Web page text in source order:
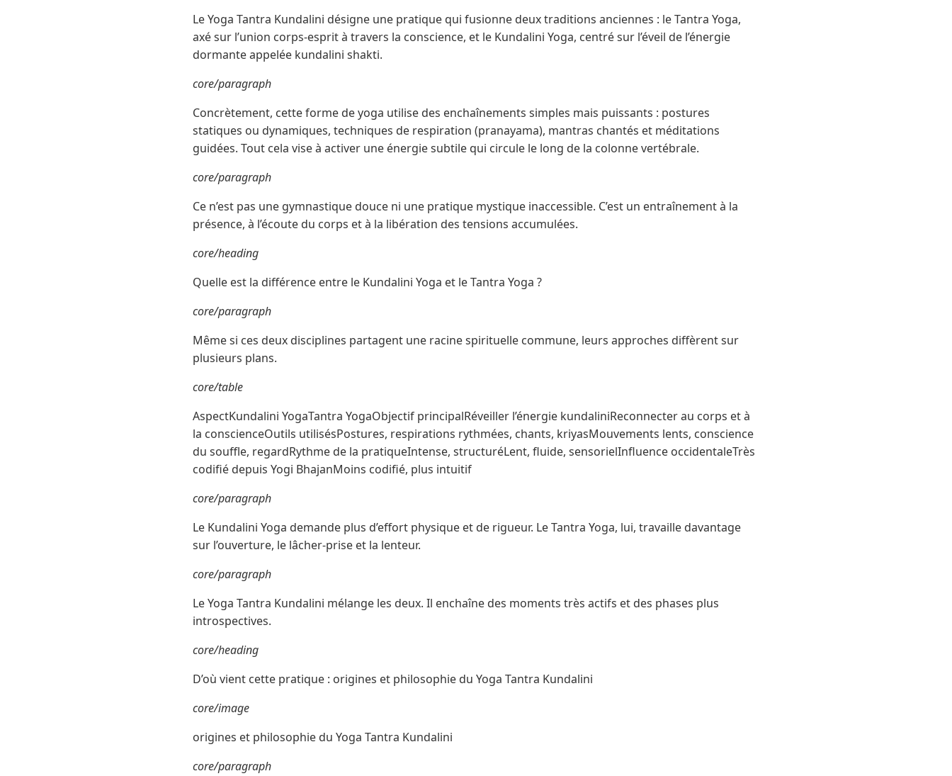
Le Yoga Tantra Kundalini désigne une pratique qui fusionne deux traditions anciennes : le Tantra Yoga,
axé sur l’union corps-esprit à travers la conscience, et le Kundalini Yoga, centré sur l’éveil de l’énergie
dormante appelée kundalini shakti.
core/paragraph
Concrètement, cette forme de yoga utilise des enchaînements simples mais puissants : postures
statiques ou dynamiques, techniques de respiration (pranayama), mantras chantés et méditations
guidées. Tout cela vise à activer une énergie subtile qui circule le long de la colonne vertébrale.
core/paragraph
Ce n’est pas une gymnastique douce ni une pratique mystique inaccessible. C’est un entraînement à la
présence, à l’écoute du corps et à la libération des tensions accumulées.
core/heading
Quelle est la différence entre le Kundalini Yoga et le Tantra Yoga ?
core/paragraph
Même si ces deux disciplines partagent une racine spirituelle commune, leurs approches diffèrent sur
plusieurs plans.
core/table
AspectKundalini YogaTantra YogaObjectif principalRéveiller l’énergie kundaliniReconnecter au corps et à
la conscienceOutils utilisésPostures, respirations rythmées, chants, kriyasMouvements lents, conscience
du souffle, regardRythme de la pratiqueIntense, structuréLent, fluide, sensorielInfluence occidentaleTrès
codifié depuis Yogi BhajanMoins codifié, plus intuitif
core/paragraph
Le Kundalini Yoga demande plus d’effort physique et de rigueur. Le Tantra Yoga, lui, travaille davantage
sur l’ouverture, le lâcher-prise et la lenteur.
core/paragraph
Le Yoga Tantra Kundalini mélange les deux. Il enchaîne des moments très actifs et des phases plus
introspectives.
core/heading
D’où vient cette pratique : origines et philosophie du Yoga Tantra Kundalini
core/image
origines et philosophie du Yoga Tantra Kundalini
core/paragraph